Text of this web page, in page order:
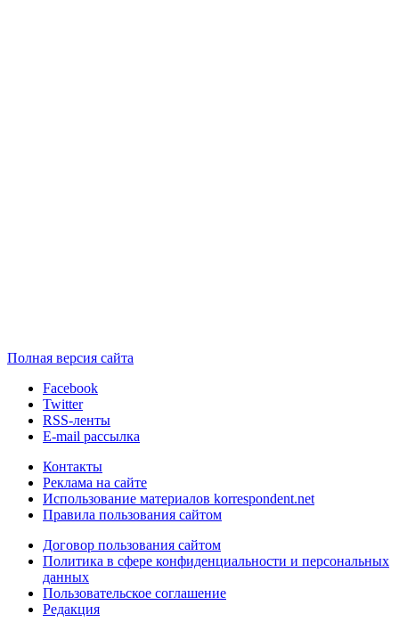
Полная версия сайта
Facebook
Twitter
RSS-ленты
E-mail рассылка
Контакты
Реклама на сайте
Использование материалов korrespondent.net
Правила пользования сайтом
Договор пользования сайтом
Политика в сфере конфиденциальности и персональных
данных
Пользовательское соглашение
Редакция